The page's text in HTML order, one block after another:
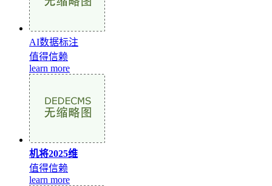
AI数据标注
值得信赖
learn more
机将2025维
值得信赖
learn more